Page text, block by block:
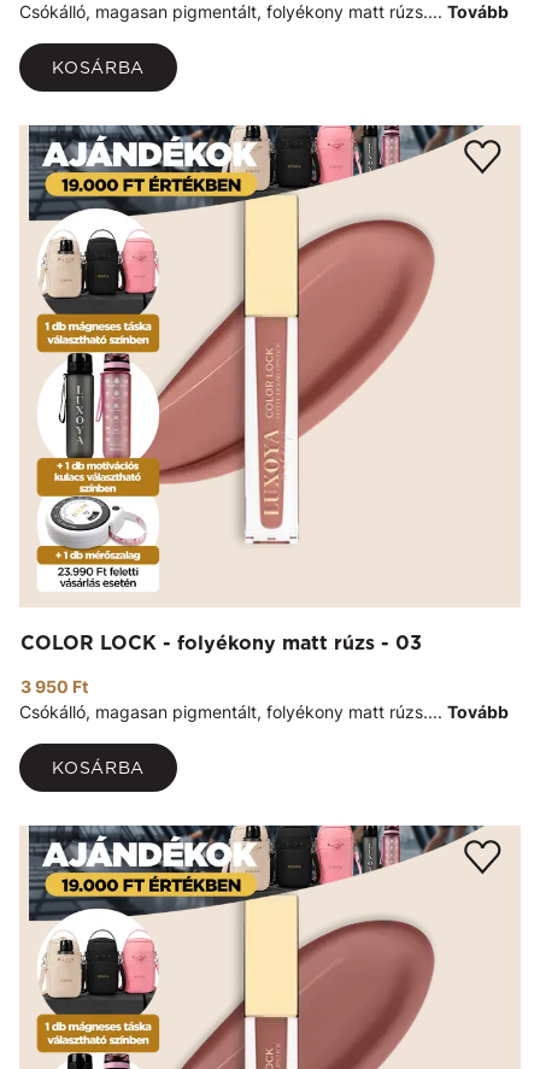
Csókálló, magasan pigmentált, folyékony matt rúzs.... Tovább
KOSÁRBA
COLOR LOCK - folyékony matt rúzs - 03
3 950 Ft
Csókálló, magasan pigmentált, folyékony matt rúzs.... Tovább
KOSÁRBA